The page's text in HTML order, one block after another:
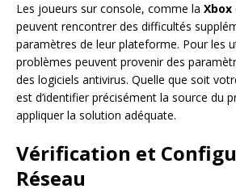
Les joueurs sur console, comme la Xbox
peuvent rencontrer des difficultés
paramètres de leur plateforme. Pour les
problèmes peuvent provenir des
des logiciels antivirus. Quelle que soit
est d’identifier précisément la source du
appliquer la solution adéquate.
Vérification et
Réseau